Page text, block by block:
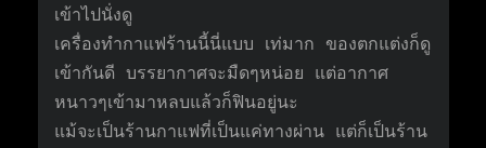
เข้าไปนั่งดู
เครื่องทำกาแฟร้านนี้นี่แบบ เท่มาก ของตกแต่งก็ดู
เข้ากันดี บรรยากาศจะมืดๆหน่อย แต่อากาศ
หนาวๆเข้ามาหลบแล้วก็ฟินอยู่นะ
แม้จะเป็นร้านกาแฟที่เป็นแค่ทางผ่าน แต่ก็เป็นร้าน